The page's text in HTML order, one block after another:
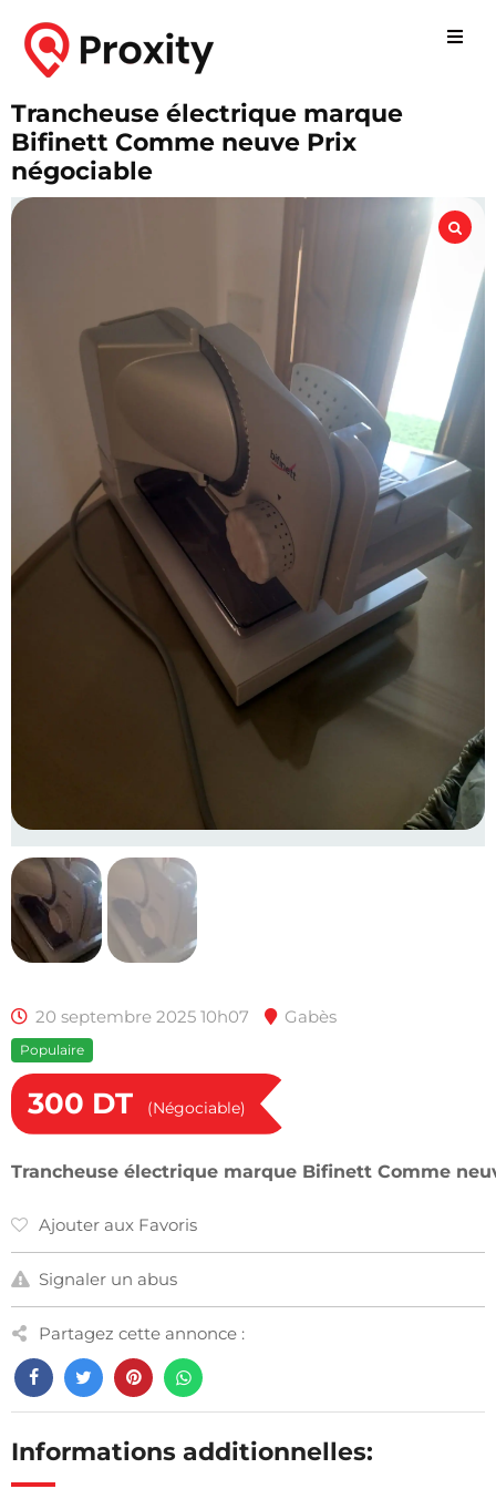
Trancheuse électrique marque
Bifinett Comme neuve Prix
négociable
20 septembre 2025 10h07 Gabès
Populaire
300 DT (Négociable)
Trancheuse électrique marque Bifinett Comme
Ajouter aux Favoris
Signaler un abus
Partagez cette annonce :
Informations additionnelles: